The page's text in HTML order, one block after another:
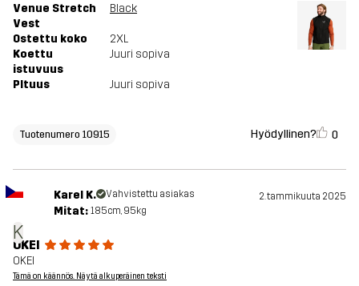
Venue Stretch
Vest
Black
Ostettu koko
2XL
Koettu
istuvuus
Juuri sopiva
PItuus Juuri sopiva
Tuotenumero 10915 Hyödyllinen? 0
K
Karel K. Vahvistettu asiakas 2. tammikuuta 2025
Mitat: 185cm, 95kg
OKEI
OKEI
Tämä on käännös. Näytä alkuperäinen teksti